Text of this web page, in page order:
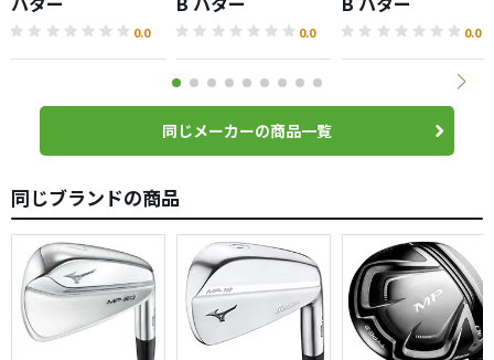
0.0 0.0 0.0
同じメーカーの商品一覧
同じブランドの商品